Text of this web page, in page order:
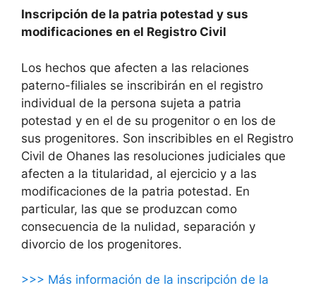
Inscripción de la patria potestad y sus
modificaciones en el Registro Civil
Los hechos que afecten a las relaciones
paterno-filiales se inscribirán en el registro
individual de la persona sujeta a patria
potestad y en el de su progenitor o en los de
sus progenitores. Son inscribibles en el Registro
Civil de Ohanes las resoluciones judiciales que
afecten a la titularidad, al ejercicio y a las
modificaciones de la patria potestad. En
particular, las que se produzcan como
consecuencia de la nulidad, separación y
divorcio de los progenitores.
>>> Más información de la inscripción de la